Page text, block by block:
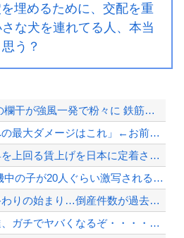
埋めるために、交配を重
な犬を連れてる人、本当
う？
【悲報】 中国、橋の欄干が強風一発で粉々に 鉄筋ゼロ 当局「接着剤でくっつけただ...
【悲報】女性「男への最大ダメージはこれ」←お前ら耐えられる？
高市総理「物価上昇を上回る賃上げを日本に定着させる」→国家公務員の月給大幅増額(...
【画像】 パパ活待機中の子が20人ぐらい激写されるｗｗｗｗｗｗｗｗｗｗｗ
スマホゲー業界、終わりの始まり…倒産件数が過去最多ペース「数億円かけても爆ﾀﾋ」
【警告】日本国民達、ガチでヤバくなるぞ・・・・・・